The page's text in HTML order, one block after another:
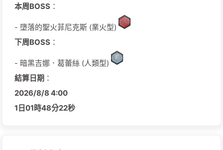
本周BOSS ：
- 墮落的聖火菲尼克斯 (業火型)
下周BOSS ：
- 暗黑吉娜．葛蕾絲 (人類型)
結算日期 ：
2026/8/8 4:00
1日01時48分21秒